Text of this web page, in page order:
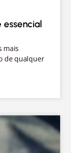
mais
de qualquer